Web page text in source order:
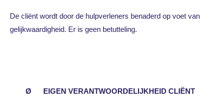
De cliënt wordt door de hulpverleners benaderd op voet van
gelijkwaardigheid. Er is geen betutteling.
Ø EIGEN VERANTWOORDELIJKHEID CLIËNT